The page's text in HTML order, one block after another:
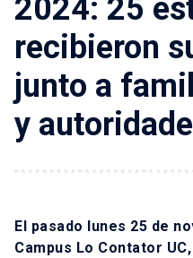
2024: 25
recibieron
junto a
y
El pasado lunes 25 de
Campus Lo Contator